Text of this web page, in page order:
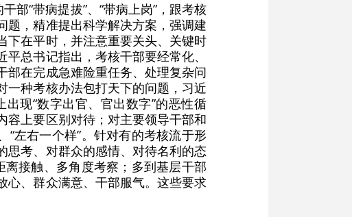
部“带病提拔”、“带病上岗”，跟考核
题，精准提出科学解决方案，强调建
下在平时，并注意重要关头、关键时
总书记指出，考核干部要经常化、
部在完成急难险重任务、处理复杂问
一种考核办法包打天下的问题，习近
现“数字出官、官出数字”的恶性循
容上要区别对待；对主要领导干部和
“左右一个样”。针对有的考核流于形
思考、对群众的感情、对待名利的态
离接触、多角度考察；多到基层干部
心、群众满意、干部服气。这些要求